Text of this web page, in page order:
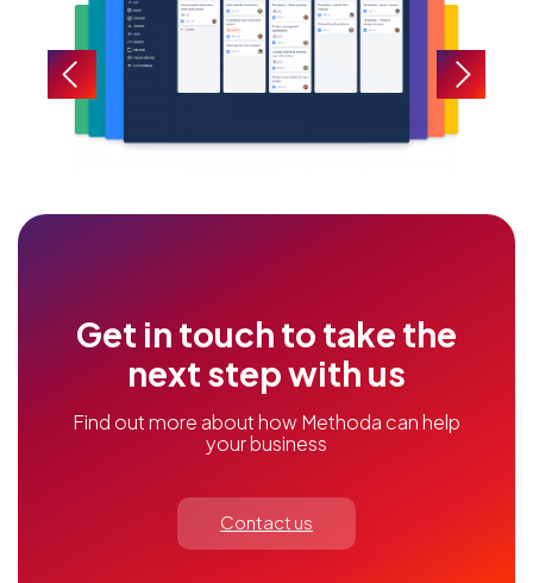
Get in touch to take the
next step with us
Find out more about how Methoda can help
your business
Contact us